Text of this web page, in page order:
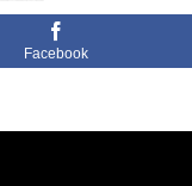
Facebook